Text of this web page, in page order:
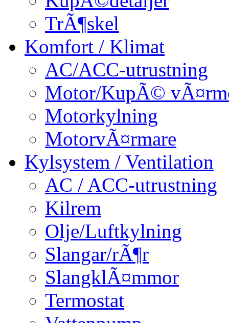
TrÃ¶skel
Komfort / Klimat
AC/ACC-utrustning
Motor/KupÃ©
Motorkylning
MotorvÃ¤rmare
Kylsystem / Ventilation
AC / ACC-utrustning
Kilrem
Olje/Luftkylning
Slangar/rÃ¶r
SlangklÃ¤mmor
Termostat